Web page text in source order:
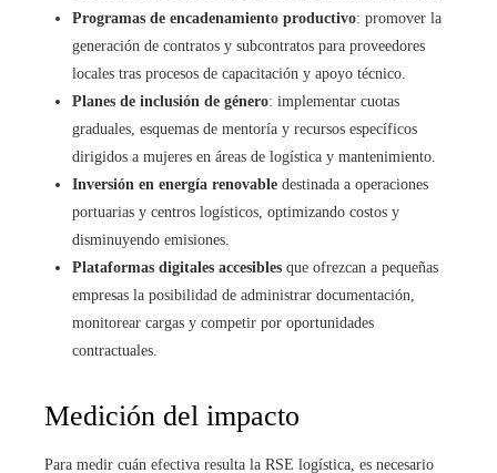
Programas de encadenamiento productivo: promover la
generación de contratos y subcontratos para proveedores
locales tras procesos de capacitación y apoyo técnico.
Planes de inclusión de género: implementar cuotas
graduales, esquemas de mentoría y recursos específicos
dirigidos a mujeres en áreas de logística y mantenimiento.
Inversión en energía renovable destinada a operaciones
portuarias y centros logísticos, optimizando costos y
disminuyendo emisiones.
Plataformas digitales accesibles que ofrezcan a pequeñas
empresas la posibilidad de administrar documentación,
monitorear cargas y competir por oportunidades
contractuales.
Medición del impacto
Para medir cuán efectiva resulta la RSE logística, es necesario